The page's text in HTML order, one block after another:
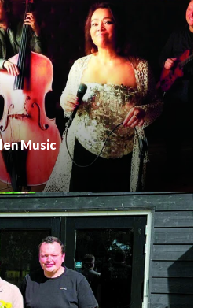
Music